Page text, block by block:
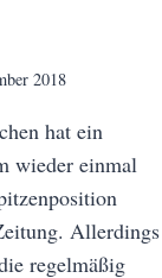
2018
hat ein
wieder einmal
Allerdings
regelmäßig